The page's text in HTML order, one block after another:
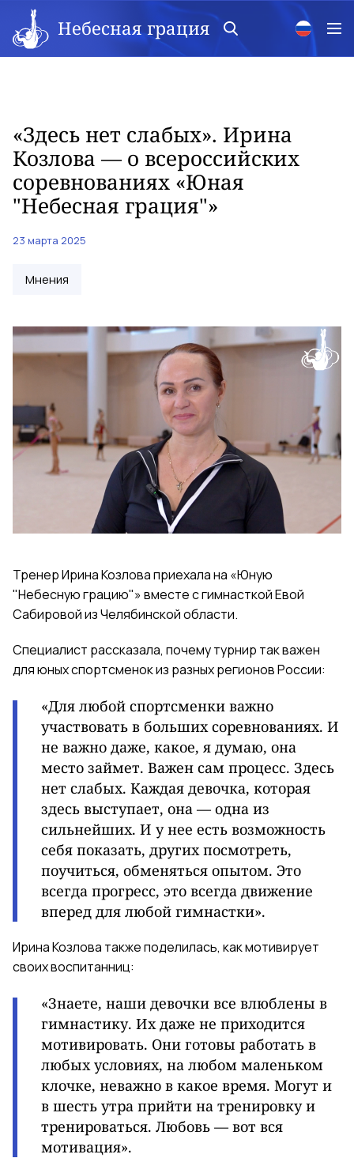
Небесная грация
«Здесь нет слабых». Ирина
Козлова — о всероссийских
соревнованиях «Юная
"Небесная грация"»
23 марта 2025
Мнения
Тренер Ирина Козлова приехала на «Юную
"Небесную грацию"» вместе с гимнасткой Евой
Сабировой из Челябинской области.
Специалист рассказала, почему турнир так важен
для юных спортсменок из разных регионов России:
«Для любой спортсменки важно
участвовать в больших соревнованиях. И
не важно даже, какое, я думаю, она
место займет. Важен сам процесс. Здесь
нет слабых. Каждая девочка, которая
здесь выступает, она — одна из
сильнейших. И у нее есть возможность
себя показать, других посмотреть,
поучиться, обменяться опытом. Это
всегда прогресс, это всегда движение
вперед для любой гимнастки».
Ирина Козлова также поделилась, как мотивирует
своих воспитанниц:
«Знаете, наши девочки все влюблены в
гимнастику. Их даже не приходится
мотивировать. Они готовы работать в
любых условиях, на любом маленьком
клочке, неважно в какое время. Могут и
в шесть утра прийти на тренировку и
тренироваться. Любовь — вот вся
мотивация».